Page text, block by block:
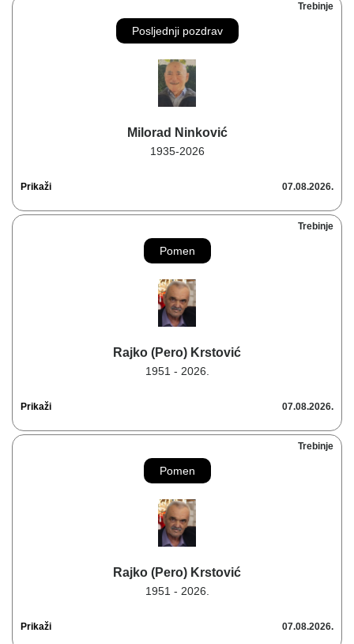
Trebinje
Posljednji pozdrav
Milorad Ninković
1935-2026
Prikaži 07.08.2026.
Trebinje
Pomen
Rajko (Pero) Krstović
1951 - 2026.
Prikaži 07.08.2026.
Trebinje
Pomen
Rajko (Pero) Krstović
1951 - 2026.
Prikaži 07.08.2026.